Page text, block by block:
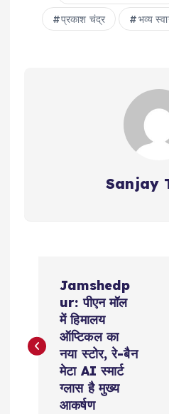
प्रकाश चंद्र भव्य
Sanjay
s
Jamshedp
ur: पीएन मॉल
में हिमालय
ऑप्टिकल का
नया स्टोर, रे-बैन
मेटा AI स्मार्ट
ग्लास है मुख्य
आकर्षण